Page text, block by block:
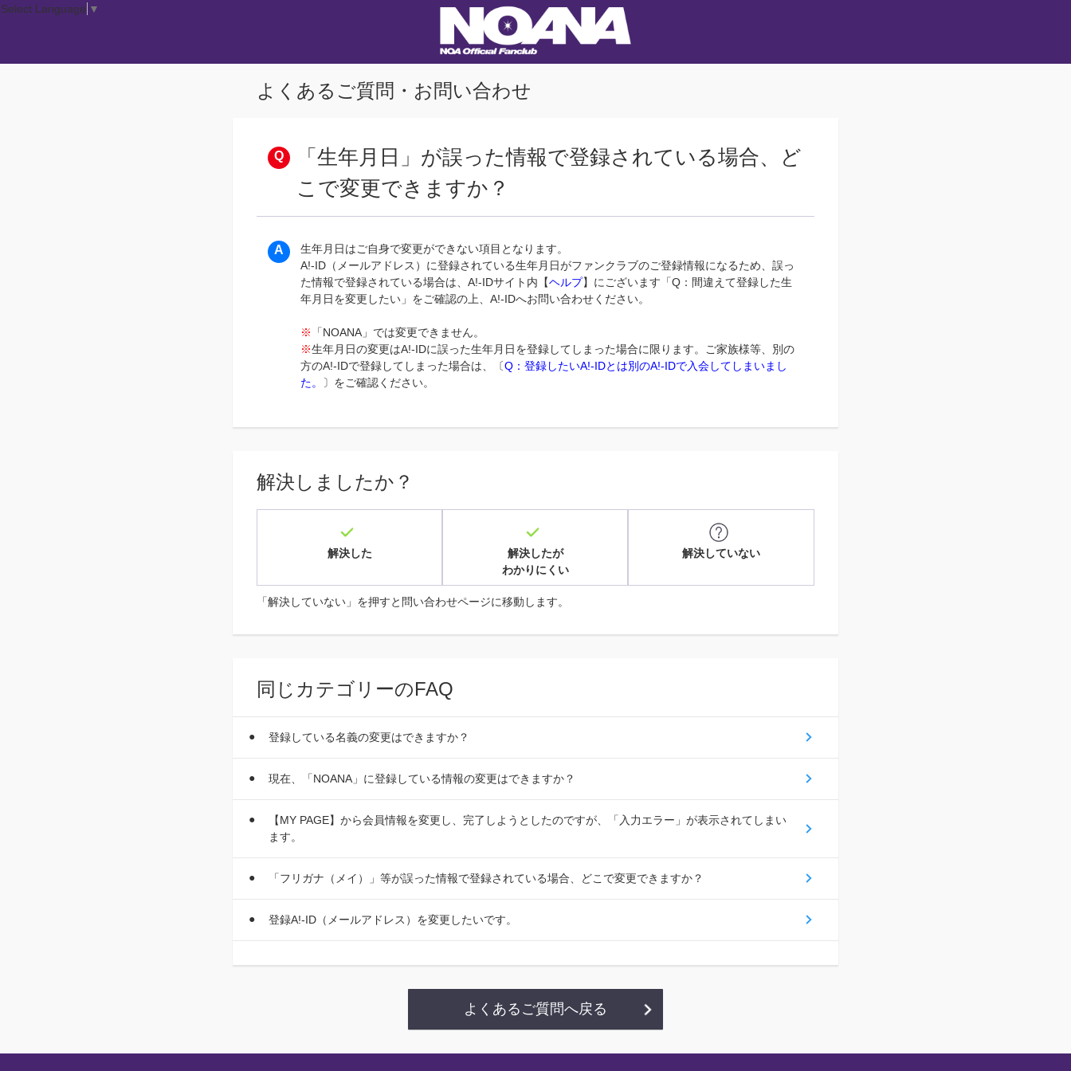
よくあるご質問・お問い合わせ
「生年月日」が誤った情報で登録されている場合、ど
こで変更できますか？
生年月日はご自身で変更ができない項目となります。
A!-ID（メールアドレス）に登録されている生年月日がファンクラブのご登録情報になるため、誤っ
た情報で登録されている場合は、A!-IDサイト内【ヘルプ】にございます「Q：間違えて登録した生
年月日を変更したい」をご確認の上、A!-IDへお問い合わせください。
※
「NOANA」では変更できません。
※生年月日の変更はA!-IDに誤った生年月日を登録してしまった場合に限ります。ご家族様等、別の
方のA!-IDで登録してしまった場合は、〔Q：登録したいA!-IDとは別のA!-IDで入会してしまいまし
た。
〕をご確認ください。
解決しましたか？
解決した
解決したが
わかりにくい
解決していない
「解決していない」を押すと問い合わせページに移動します。
同じカテゴリーのFAQ
登録している名義の変更はできますか？
現在、「NOANA」に登録している情報の変更はできますか？
【MY PAGE】から会員情報を変更し、完了しようとしたのですが、「入力エラー」が表示されてしまい
ます。
「フリガナ（メイ）」等が誤った情報で登録されている場合、どこで変更できますか？
登録A!-ID（メールアドレス）を変更したいです。
よくあるご質問へ戻る
Select Language ▼